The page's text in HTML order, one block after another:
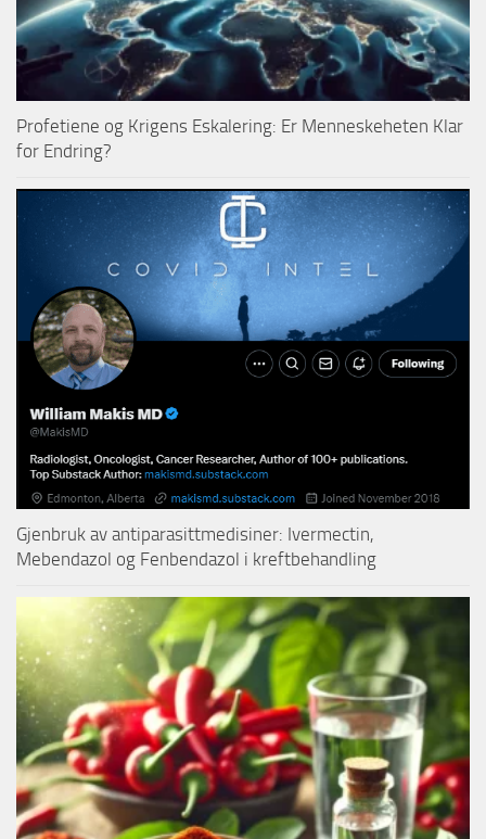
Profetiene og Krigens Eskalering: Er Menneskeheten Klar
for Endring?
Gjenbruk av antiparasittmedisiner: Ivermectin,
Mebendazol og Fenbendazol i kreftbehandling